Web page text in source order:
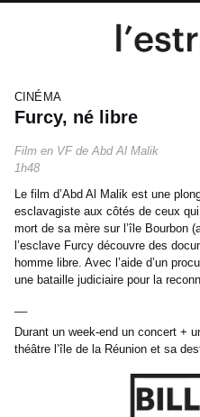
CINÉMA
Furcy, né libre
Film en VF de Abd Al Malik
1h48
Le film d’Abd Al Malik est une
esclavagiste aux côtés de ceux
mort de sa mère sur l’île Bourbon
l’esclave Furcy découvre des
homme libre. Avec l’aide d’un
une bataille judiciaire pour la
Durant un week-end un concert +
théâtre l’île de la Réunion et sa